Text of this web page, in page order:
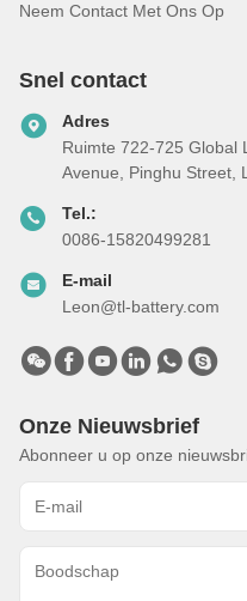
Neem Contact Met Ons Op
Snel contact
Adres
Ruimte 722-725 Global
Avenue, Pinghu Street,
Tel.:
0086-15820499281
E-mail
Leon@tl-battery.com
Onze Nieuwsbrief
Abonneer u op onze